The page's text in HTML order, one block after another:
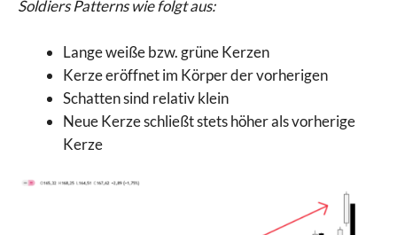
Soldiers Patterns wie folgt aus:
Lange weiße bzw. grüne Kerzen
Kerze eröffnet im Körper der vorherigen
Schatten sind relativ klein
Neue Kerze schließt stets höher als vorherige
Kerze